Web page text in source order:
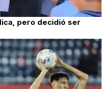
pero decidió ser